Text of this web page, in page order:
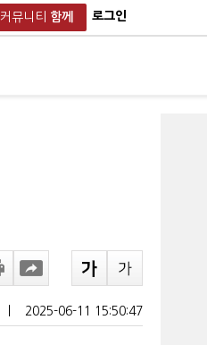
커뮤니티 함께 로그인
2025-06-11 15:50:47